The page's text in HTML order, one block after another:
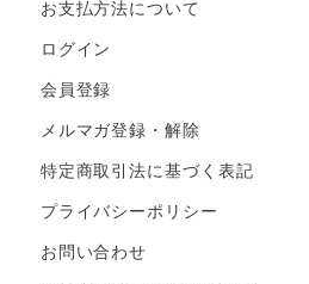
お支払方法について
ログイン
会員登録
メルマガ登録・解除
特定商取引法に基づく表記
プライバシーポリシー
お問い合わせ